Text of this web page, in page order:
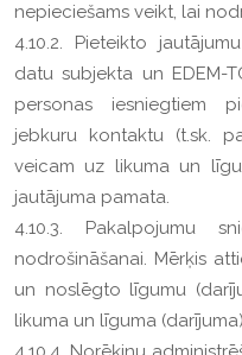
nepieciešams veikt, lai
4.10.2. Pieteikto
datu subjekta un EDEM-
personas iesniegtiem
jebkuru kontaktu (t.sk.
veicam uz likuma un
jautājuma pamata.
4.10.3. Pakalpojumu
nodrošināšanai. Mērķis
un noslēgto līgumu
likuma un līguma